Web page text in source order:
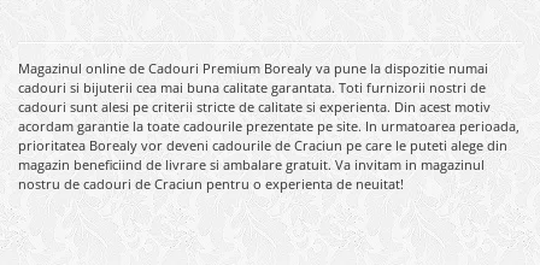
Magazinul online de Cadouri Premium Borealy va pune la dispozitie numai
cadouri si bijuterii cea mai buna calitate garantata. Toti furnizorii nostri de
cadouri sunt alesi pe criterii stricte de calitate si experienta. Din acest motiv
acordam garantie la toate cadourile prezentate pe site. In urmatoarea perioada,
prioritatea Borealy vor deveni cadourile de Craciun pe care le puteti alege din
magazin beneficiind de livrare si ambalare gratuit. Va invitam in magazinul
nostru de cadouri de Craciun pentru o experienta de neuitat!